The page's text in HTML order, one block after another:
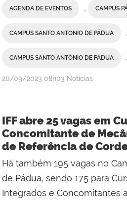
AGENDA DE EVENTOS , CAMPUS
CAMPUS SANTO ANTONIO DE PÁDUA ,
CAMPUS SANTO ANTÔNIO DE PÁDUA ,
por
publicado
20/09/2023 08h03 Notícias
IFF abre 25 vagas em
Concomitante de
de Referência de
Há também 195 vagas no
de Pádua, sendo 175 para
Integrados e Concomitantes